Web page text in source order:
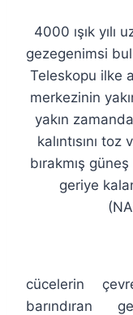
4000 ışık yılı
gezegenimsi
Teleskopu ilke
merkezinin
yakın
kalıntısını
bırakmış
geriye
cücelerin
barındıran